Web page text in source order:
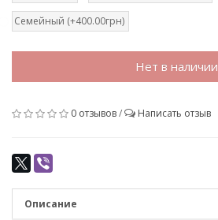
Семейный (+400.00грн)
Нет в наличии
0 отзывов/ Написать отзыв
Описание